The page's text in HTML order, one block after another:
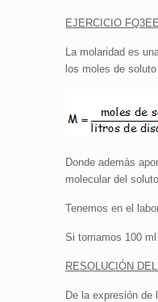
EJERCICIO
La molaridad es
los moles de
Donde además
molecular del
Tenemos en el
Si tomamos 100
RESOLUCIÓN
De la expresión de